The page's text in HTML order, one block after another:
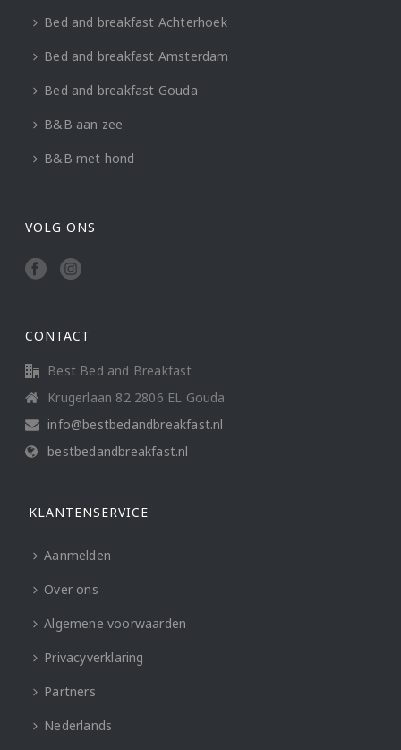
Bed and breakfast Achterhoek
Bed and breakfast Amsterdam
Bed and breakfast Gouda
B&B aan zee
B&B met hond
VOLG ONS
CONTACT
Best Bed and Breakfast
Krugerlaan 82 2806 EL Gouda
info@bestbedandbreakfast.nl
bestbedandbreakfast.nl
KLANTENSERVICE
Aanmelden
Over ons
Algemene voorwaarden
Privacyverklaring
Partners
Nederlands